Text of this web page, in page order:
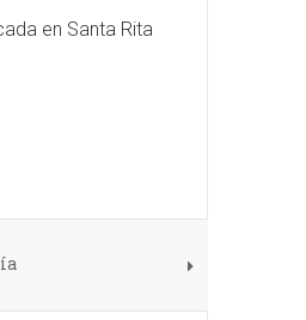
en Santa Rita